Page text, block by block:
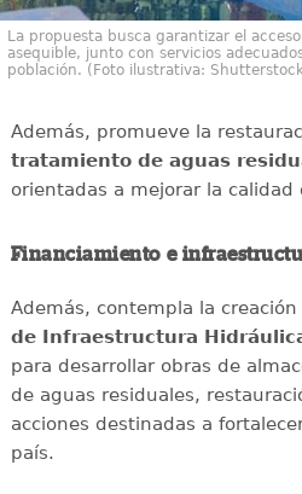
La propuesta busca garantizar el
asequible, junto con servicios
población. (Foto ilustrativa:
Además, promueve la
tratamiento de aguas
orientadas a mejorar la calidad
Financiamiento e
Además, contempla la
de Infraestructura
para desarrollar obras de
de aguas residuales,
acciones destinadas a
país.